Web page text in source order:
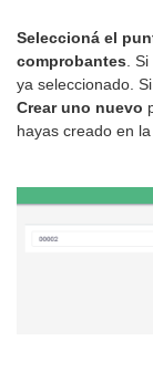
Seleccioná el
comprobantes .
ya seleccionado.
Crear uno nuevo
hayas creado en la